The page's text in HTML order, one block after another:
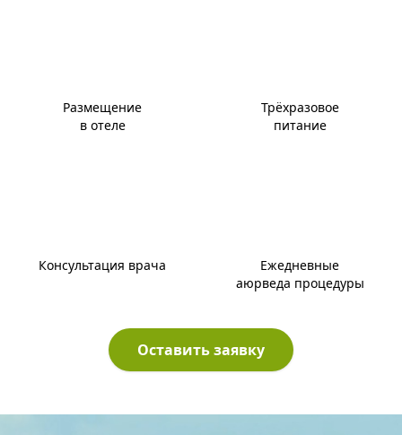
Размещение
в отеле
Трёхразовое
питание
Консультация врача
Ежедневные
аюрведа процедуры
Оставить заявку